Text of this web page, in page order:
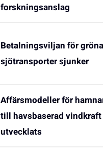
forskningsanslag
Betalningsviljan för gröna
sjötransporter sjunker
Affärsmodeller för
till havsbaserad
utvecklats